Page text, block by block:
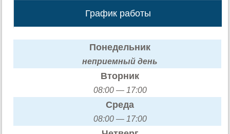
График работы
Понедельник
неприемный день
Вторник
08:00 — 17:00
Среда
08:00 — 17:00